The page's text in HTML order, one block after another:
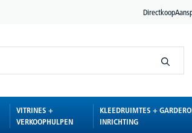
Directkoop
VITRINES +
VERKOOPHULPEN
KLEEDRUIMTES +
INRICHTING